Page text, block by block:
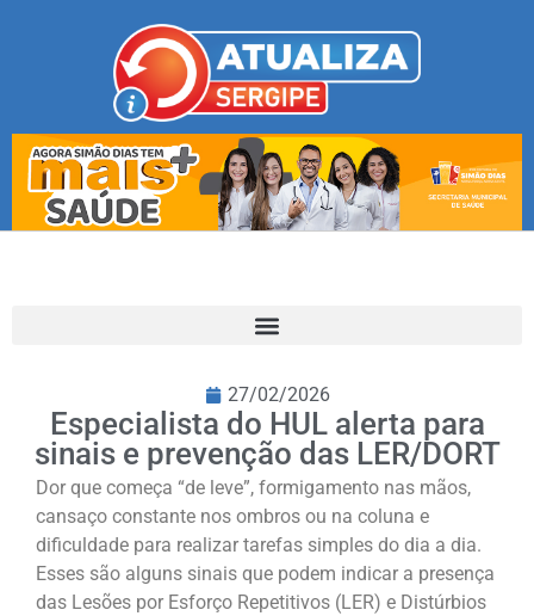
27/02/2026
Especialista do HUL alerta para
sinais e prevenção das LER/DORT
Dor que começa “de leve”, formigamento nas mãos,
cansaço constante nos ombros ou na coluna e
dificuldade para realizar tarefas simples do dia a dia.
Esses são alguns sinais que podem indicar a presença
das Lesões por Esforço Repetitivos (LER) e Distúrbios